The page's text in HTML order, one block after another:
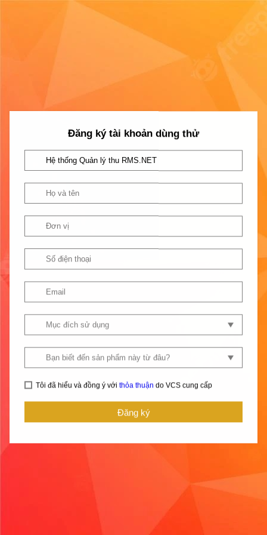
Đăng ký tài khoản dùng thử
Tôi đã hiểu và đồng ý với thỏa thuận do VCS cung cấp